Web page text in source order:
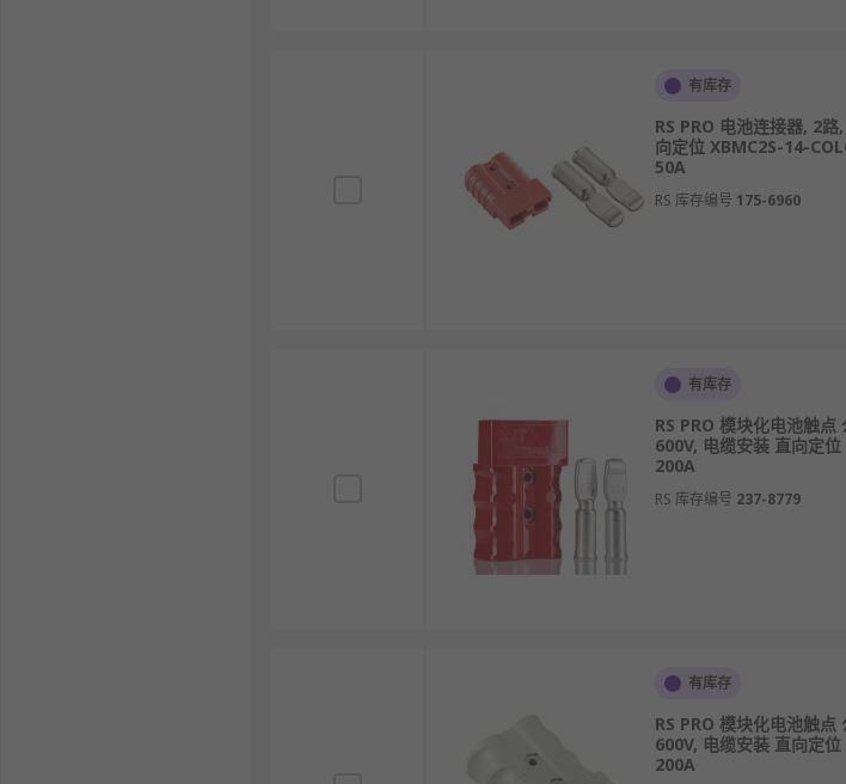
有库存
RS PRO 电池连接器, 2路
向定位 XBMC2S-14-
50A
RS 库存编号 175-6960
有库存
RS PRO 模块化电池触点
600V, 电缆安装 直向定
200A
RS 库存编号 237-8779
有库存
RS PRO 模块化电池触点
600V, 电缆安装 直向定
200A